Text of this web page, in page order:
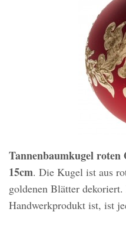
Tannenbaumkugel
15cm. Die Kugel ist aus
goldenen Blätter
Handwerkprodukt ist, ist